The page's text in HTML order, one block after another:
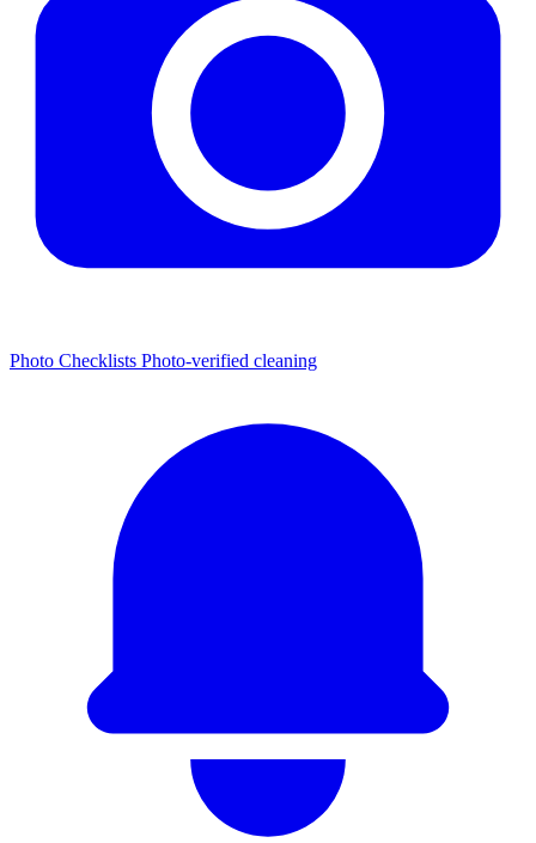
Photo Checklists Photo-verified cleaning